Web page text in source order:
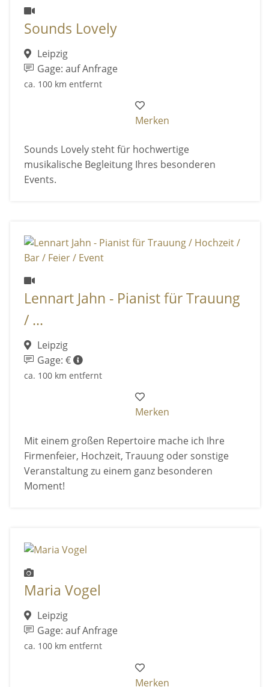
Sounds Lovely
Leipzig
Gage: auf Anfrage
ca. 100 km entfernt
Merken
Sounds Lovely steht für hochwertige
musikalische Begleitung Ihres besonderen
Events.
Lennart Jahn - Pianist für Trauung
/ ...
Leipzig
Gage: €
ca. 100 km entfernt
Merken
Mit einem großen Repertoire mache ich Ihre
Firmenfeier, Hochzeit, Trauung oder sonstige
Veranstaltung zu einem ganz besonderen
Moment!
Maria Vogel
Leipzig
Gage: auf Anfrage
ca. 100 km entfernt
Merken